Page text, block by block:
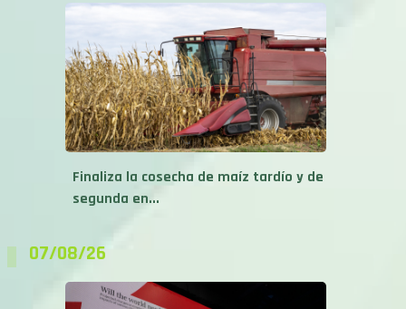
Finaliza la cosecha de maíz tardío y de
segunda en...
07/08/26